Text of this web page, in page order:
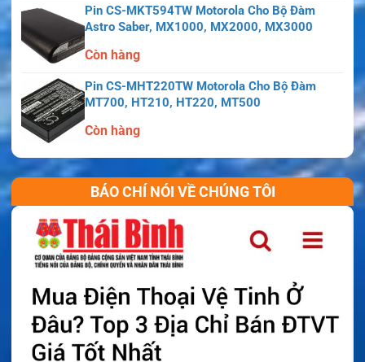
Pin CS-MKT594TW Motorola Cho Bộ Đàm
Astro Saber, MX1000, MX2000, MX3000
Còn hàng
Pin CS-MHT220TW Motorola Cho Bộ Đàm
MT700, HT210, HT220, MT500
Còn hàng
BÁO CHÍ NÓI VỀ CHÚNG TÔI